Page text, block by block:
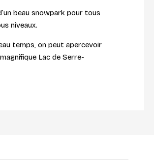
beau snowpark pour tous
niveaux.
temps, on peut apercevoir
Lac de Serre-